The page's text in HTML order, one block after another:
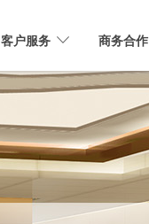
客户服务 商务合作